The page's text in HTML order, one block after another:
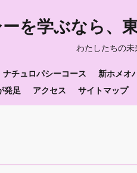
を学ぶなら、
わたしたちの未
ナチュロパシーコース 新ホメオ
発足 アクセス サイトマップ